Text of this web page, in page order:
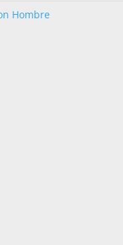
Hombre